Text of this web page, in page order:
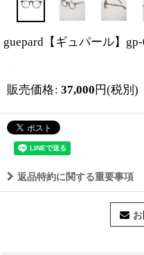
guepard【ギュパール】
販売価格: 37,000 円(税別)
返品特約に関する重要事項